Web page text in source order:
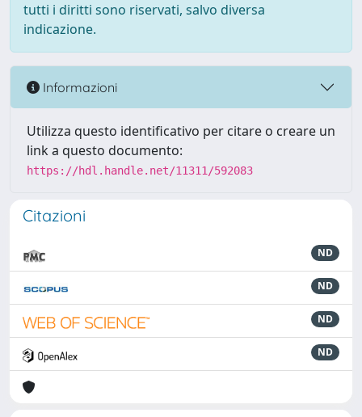
tutti i diritti sono riservati, salvo diversa
indicazione.
Informazioni
Utilizza questo identificativo per citare o creare un
link a questo documento:
https://hdl.handle.net/11311/592083
Citazioni
ND
ND
ND
ND